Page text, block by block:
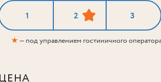
1 2 3
★— под управлением гостиничного
ЦЕНА